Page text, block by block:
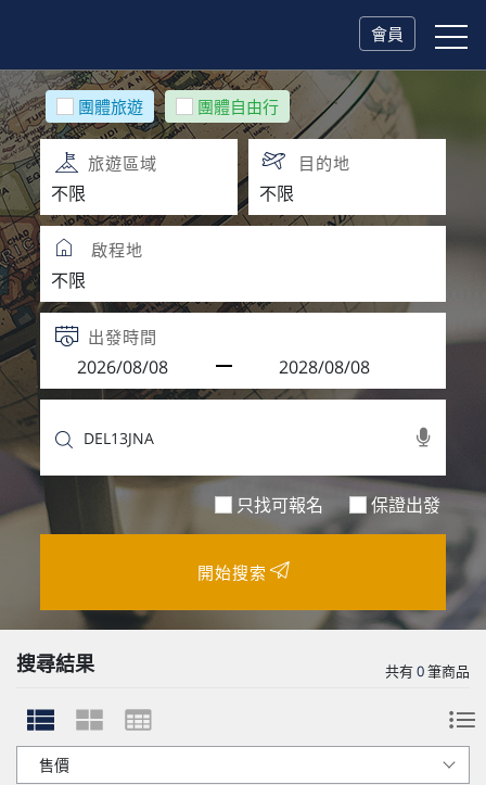
會員
團體旅遊 團體自由行
旅遊區域 目的地
啟程地
出發時間
只找可報名 保證出發
開始搜索
搜尋結果 共有0筆商品